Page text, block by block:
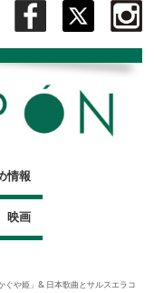
情報
映画
ぐや姫」& 日本歌曲とサルスエラコ